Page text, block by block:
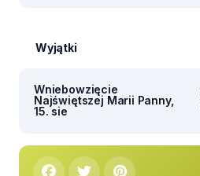
Wyjątki
Wniebowzięcie
Najświętszej Marii Panny,
15. sie